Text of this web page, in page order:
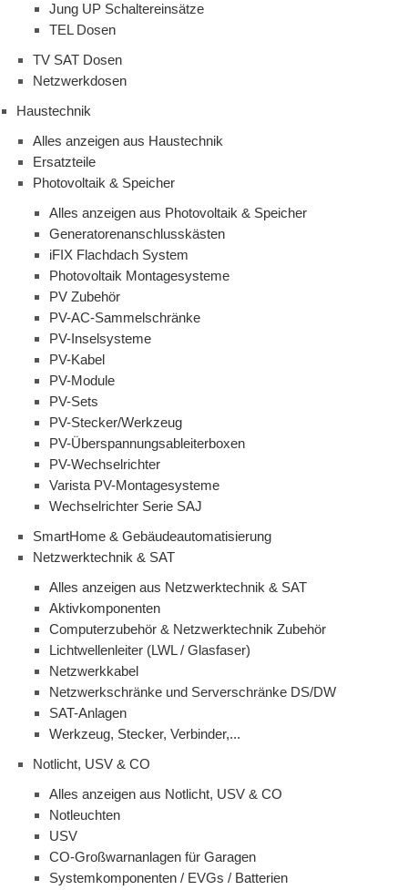
Jung UP Schaltereinsätze
TEL Dosen
TV SAT Dosen
Netzwerkdosen
Haustechnik
Alles anzeigen aus Haustechnik
Ersatzteile
Photovoltaik & Speicher
Alles anzeigen aus Photovoltaik & Speicher
Generatorenanschlusskästen
iFIX Flachdach System
Photovoltaik Montagesysteme
PV Zubehör
PV-AC-Sammelschränke
PV-Inselsysteme
PV-Kabel
PV-Module
PV-Sets
PV-Stecker/Werkzeug
PV-Überspannungsableiterboxen
PV-Wechselrichter
Varista PV-Montagesysteme
Wechselrichter Serie SAJ
SmartHome & Gebäudeautomatisierung
Netzwerktechnik & SAT
Alles anzeigen aus Netzwerktechnik & SAT
Aktivkomponenten
Computerzubehör & Netzwerktechnik Zubehör
Lichtwellenleiter (LWL / Glasfaser)
Netzwerkkabel
Netzwerkschränke und Serverschränke DS/DW
SAT-Anlagen
Werkzeug, Stecker, Verbinder,...
Notlicht, USV & CO
Alles anzeigen aus Notlicht, USV & CO
Notleuchten
USV
CO-Großwarnanlagen für Garagen
Systemkomponenten / EVGs / Batterien